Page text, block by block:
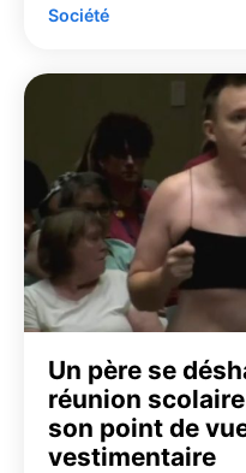
Société
Un père se
réunion
son point de
vestimentaire